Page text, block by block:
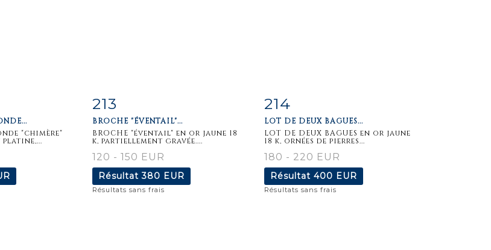
"chimère"
platine,...
détaillée
213
BROCHE "ÉVENTAIL"...
BROCHE "éventail" en or jaune 18
k, partiellement gravée....
120 - 150 EUR
Résultat380 EUR
Résultats sans frais
détaillée
214
LOT DE DEUX BAGUES...
LOT DE DEUX BAGUES en or jaune
18 k, ornées de pierres...
180 - 220 EUR
Résultat 400 EUR
Résultats sans frais